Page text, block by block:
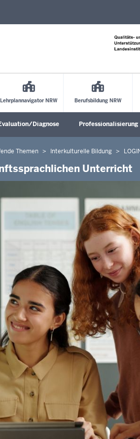
Lehrplannavigator NRW Berufsbildung NRW
Diagnose Professionalisierung
Themen Interkulturelle Bildung
Unterricht